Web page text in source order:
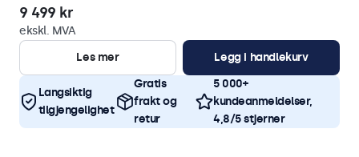
9 499 kr
ekskl. MVA
Les mer
Legg i handlekurv
Langsiktig
tilgjengelighet
Gratis
frakt og
retur
5 000+
kundeanmeldelser,
4,8/5 stjerner